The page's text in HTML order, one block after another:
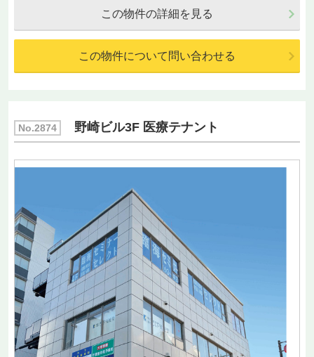
この物件の詳細を見る
この物件について問い合わせる
No.2874 野崎ビル3F 医療テナント